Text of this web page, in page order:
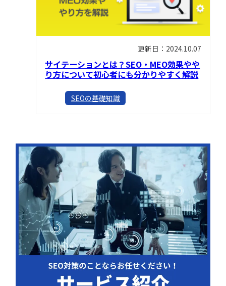
更新日：2024.10.07
サイテーションとは？SEO・MEO効果やや
り方について初心者にも分かりやすく解説
SEOの基礎知識